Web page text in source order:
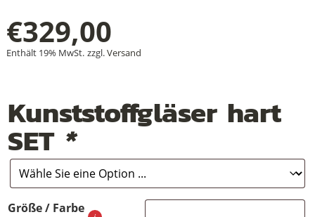
€329,00
Enthält 19% MwSt. zzgl.Versand
Kunststoffgläser hart
SET *
Größe / Farbe
+
+